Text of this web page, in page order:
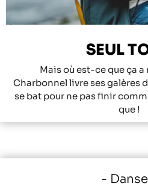
SEUL
Mais où est-ce que ça
Charbonnel livre ses galères
se bat pour ne pas finir
que !
Danse